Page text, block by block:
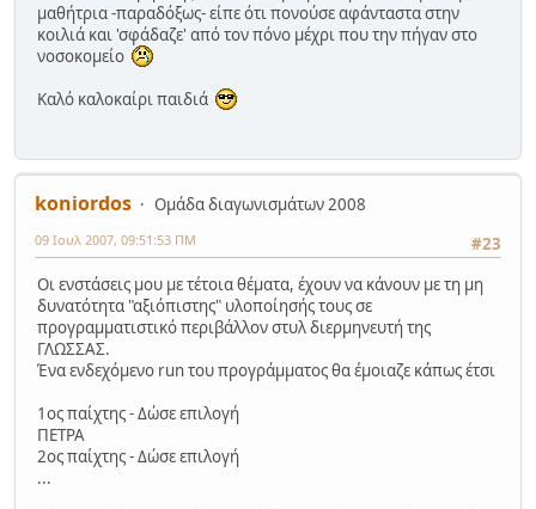
μαθήτρια -παραδόξως- είπε ότι πονούσε αφάνταστα στην
κοιλιά και 'σφάδαζε' από τον πόνο μέχρι που την πήγαν στο
νοσοκομείο
Καλό καλοκαίρι παιδιά
koniordos
Ομάδα διαγωνισμάτων 2008
#23
09 Ιουλ 2007, 09:51:53 ΠΜ
Οι ενστάσεις μου με τέτοια θέματα, έχουν να κάνουν με τη μη
δυνατότητα "αξιόπιστης" υλοποίησής τους σε
προγραμματιστικό περιβάλλον στυλ διερμηνευτή της
ΓΛΩΣΣΑΣ.
Ένα ενδεχόμενο run του προγράμματος θα έμοιαζε κάπως έτσι
1ος παίχτης - Δώσε επιλογή
ΠΕΤΡΑ
2ος παίχτης - Δώσε επιλογή
...